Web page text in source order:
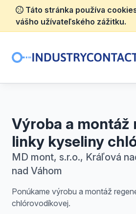
Táto stránka používa
vášho užívateľského zážitku.
Výroba a montáž
linky kyseliny
MD mont, s.r.o., Kráľová
nad Váhom
Ponúkame výrobu a montáž
chlórovodíkovej.